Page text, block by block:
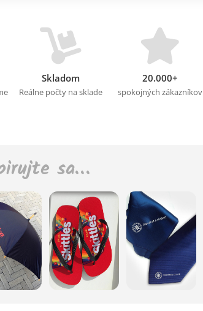
Skladom
Reálne počty na sklade
20.000+
spokojných zákazníkov
sa…